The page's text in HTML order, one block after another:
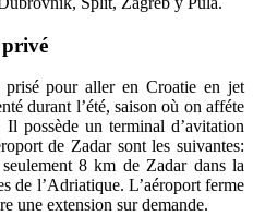
pour aller en Croatie en jet
durant l’été, saison où on afféte
possède un terminal d’avitation
de Zadar sont les suivantes:
8 km de Zadar dans la
de l’Adriatique. L’aéroport ferme
une extension sur demande.